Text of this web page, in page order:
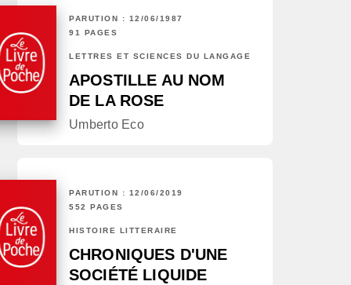
PARUTION : 12/06/1987
91 PAGES
LETTRES ET SCIENCES DU LANGAGE
APOSTILLE AU NOM
DE LA ROSE
Umberto Eco
PARUTION : 12/06/2019
552 PAGES
HISTOIRE LITTÉRAIRE
CHRONIQUES D'UNE
SOCIÉTÉ LIQUIDE